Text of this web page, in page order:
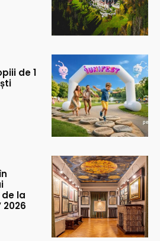
de 1
la
2026